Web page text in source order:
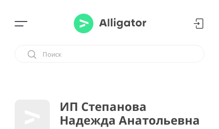
ИП Степанова
Надежда Анатольевна